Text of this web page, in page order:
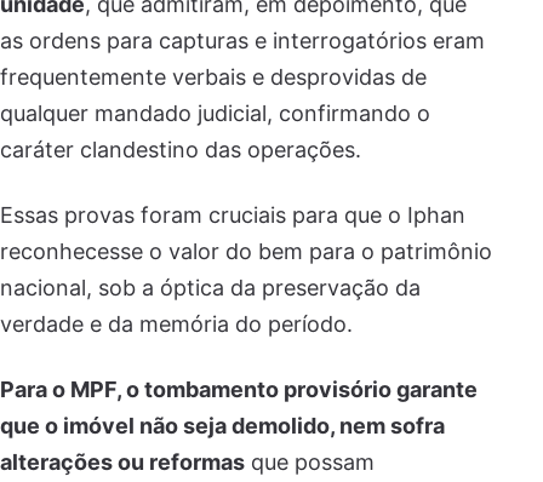
as ordens para capturas e interrogatórios eram
frequentemente verbais e desprovidas de
qualquer mandado judicial, confirmando o
caráter clandestino das operações.
Essas provas foram cruciais para que o Iphan
reconhecesse o valor do bem para o patrimônio
nacional, sob a óptica da preservação da
verdade e da memória do período.
Para o MPF, o tombamento provisório garante
que o imóvel não seja demolido, nem sofra
alterações ou reformas que possam